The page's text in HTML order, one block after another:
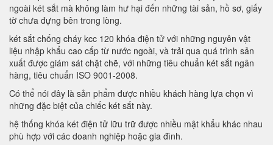
ngoài két sắt mà không làm hư hại đến những tài sản, hồ sơ, giấy
tờ chưa đựng bên trong lòng.
két sắt chống cháy kcc 120 khóa điện tử với những nguyên vật
liệu nhập khẩu cao cấp từ nước ngoài, và trải qua quá trình sản
xuất được giám sát chặt chẽ, với những tiêu chuẩn két sắt ngân
hàng, tiêu chuẩn ISO 9001-2008.
Có thể nói đây là sản phẩm được nhiều khách hàng lựa chọn vì
những đặc biệt của chiếc két sắt này.
hệ thống khóa két điện tử lữu trữ được nhiều mật khẩu khác nhau
phù hợp với các doanh nghiệp hoặc gia đình.